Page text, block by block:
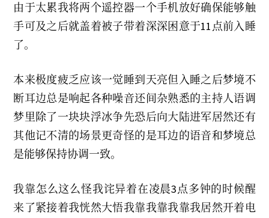
由于太累我将两个遥控器一个手机放好确保能够触
手可及之后就盖着被子带着深深困意于11点前入睡
了。
本来极度疲乏应该一觉睡到天亮但入睡之后梦境不
断耳边总是响起各种噪音还间杂熟悉的主持人语调
梦里除了一块块浮冰争先恐后向大陆进军居然还有
其他记不清的场景更奇怪的是耳边的语音和梦境总
是能够保持协调一致。
我靠怎么这么怪我诧异着在凌晨3点多钟的时候醒
来了紧接着我恍然大悟我靠我靠我靠我居然开着电